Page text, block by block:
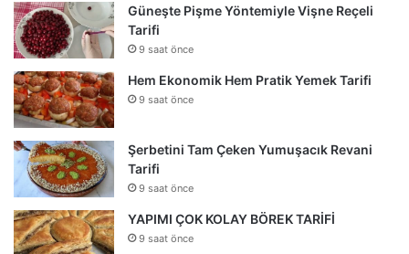
Güneşte Pişme Yöntemiyle Vişne Reçeli
Tarifi
9 saat önce
Hem Ekonomik Hem Pratik Yemek Tarifi
9 saat önce
Şerbetini Tam Çeken Yumuşacık Revani
Tarifi
9 saat önce
YAPIMI ÇOK KOLAY BÖREK TARİFİ
9 saat önce